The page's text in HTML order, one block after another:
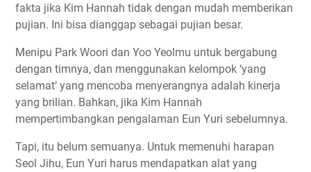
fakta jika Kim Hannah tidak dengan mudah memberikan
pujian. Ini bisa dianggap sebagai pujian besar.
Menipu Park Woori dan Yoo Yeolmu untuk bergabung
dengan timnya, dan menggunakan kelompok ‘yang
selamat’ yang mencoba menyerangnya adalah kinerja
yang brilian. Bahkan, jika Kim Hannah
mempertimbangkan pengalaman Eun Yuri sebelumnya.
Tapi, itu belum semuanya. Untuk memenuhi harapan
Seol Jihu, Eun Yuri harus mendapatkan alat yang